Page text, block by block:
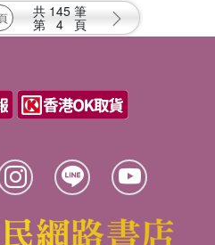
共 145 筆
第 4 頁